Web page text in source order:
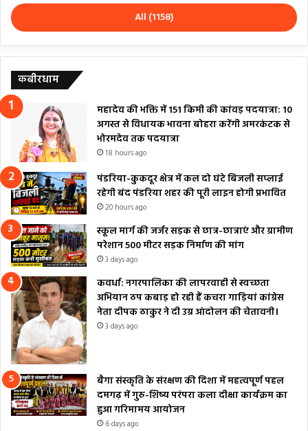
All (1158)
कबीरधाम
महादेव की भक्ति में 151 किमी की कांवड़ पदयात्रा: 10
अगस्त से विधायक भावना बोहरा करेंगी अमरकंटक से
भोरमदेव तक पदयात्रा
18 hours ago
पंडरिया-कुकदूर क्षेत्र में कल दो घंटे बिजली सप्लाई
रहेगी बंद पंडरिया शहर की पूरी लाइन होगी प्रभावित
20 hours ago
स्कूल मार्ग की जर्जर सड़क से छात्र-छात्राएं और ग्रामीण
परेशान 500 मीटर सड़क निर्माण की मांग
3 days ago
कवर्धा: नगरपालिका की लापरवाही से स्वच्छता
अभियान ठप कबाड़ हो रही हैं कचरा गाड़ियां कांग्रेस
नेता दीपक ठाकुर ने दी उग्र आंदोलन की चेतावनी।
3 days ago
बैगा संस्कृति के संरक्षण की दिशा में महत्वपूर्ण पहल
दमगढ़ में गुरु-शिष्य परंपरा कला दीक्षा कार्यक्रम का
हुआ गरिमामय आयोजन
6 days ago